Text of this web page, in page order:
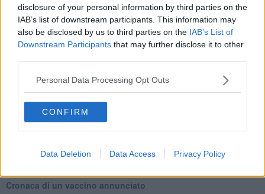
disclosure of your personal information by third parties on the
IAB’s list of downstream participants. This information may
also be disclosed by us to third parties on the IAB’s List of
Downstream Participants that may further disclose it to other
Personal Data Processing Opt Outs
CONFIRM
Data Deletion Data Access Privacy Policy
Articoli dal Blog “Pensieri della domenica” di Libero Venturi
​Agorà reloaded
Ultimo
Può darsi
Europei
Acciaio
Il Presidente
​Il Giro
​Ci vuole Fedez
​Cronaca di un vaccino annunciato